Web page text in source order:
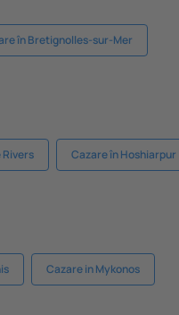
în Bretignolles-sur-Mer
Rivers Cazare în Hoshiarpur
Cazare in Mykonos